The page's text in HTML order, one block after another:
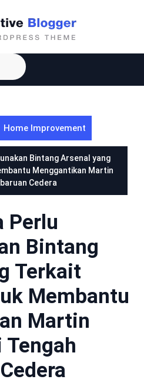
Home Improvement
Bintang Arsenal yang
Menggantikan Martin
Cedera
Perlu
Bintang
Terkait
Membantu
Martin
Tengah